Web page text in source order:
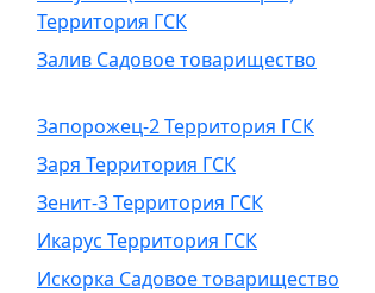
Территория ГСК
Залив Садовое товарищество
Запорожец-2 Территория ГСК
Заря Территория ГСК
Зенит-3 Территория ГСК
Икарус Территория ГСК
Искорка Садовое товарищество